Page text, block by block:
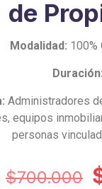
de
Modalidad: 100%
Duración:
Administradores
equipos
personas
$700.000